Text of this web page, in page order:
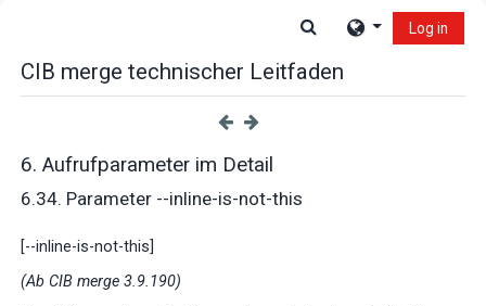
Toggle search input
Log in
CIB merge technischer Leitfaden
6. Aufrufparameter im Detail
6.34. Parameter --inline-is-not-this
[--inline-is-not-this]
(Ab CIB merge 3.9.190)